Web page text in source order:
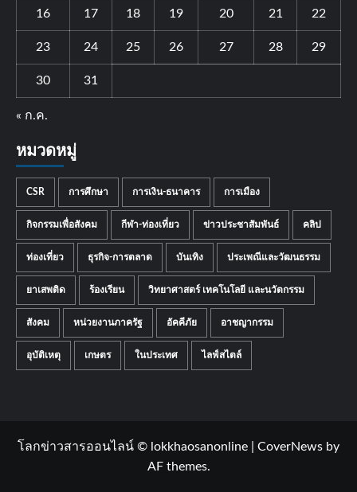
16 17 18 19 20 21 22
23 24 25 26 27 28 29
30 31
« ก.ค.
หมวดหมู่
CSR การศึกษา การเงิน-ธนาคาร การเมือง
กิจกรรมเพื่อสังคม กีฬา-ท่องเที่ยว ข่าวประชาสัมพันธ์ คลิป
ท่องเที่ยว ธุรกิจ-การตลาด บันเทิง ประเพณีและวัฒนธรรม
ยาเสพติด ร้องเรียน วิทยาศาสตร์ เทคโนโลยี และนวัตกรรม
สังคม หน่วยงานภาครัฐ อัคคีภัย อาชญากรรม
อุบัติเหตุ เกษตร ในประเทศ ไลฟ์สไตล์
โลกข่าวสารออนไลน์ © lokkhaosanonline CoverNews by
AF themes.